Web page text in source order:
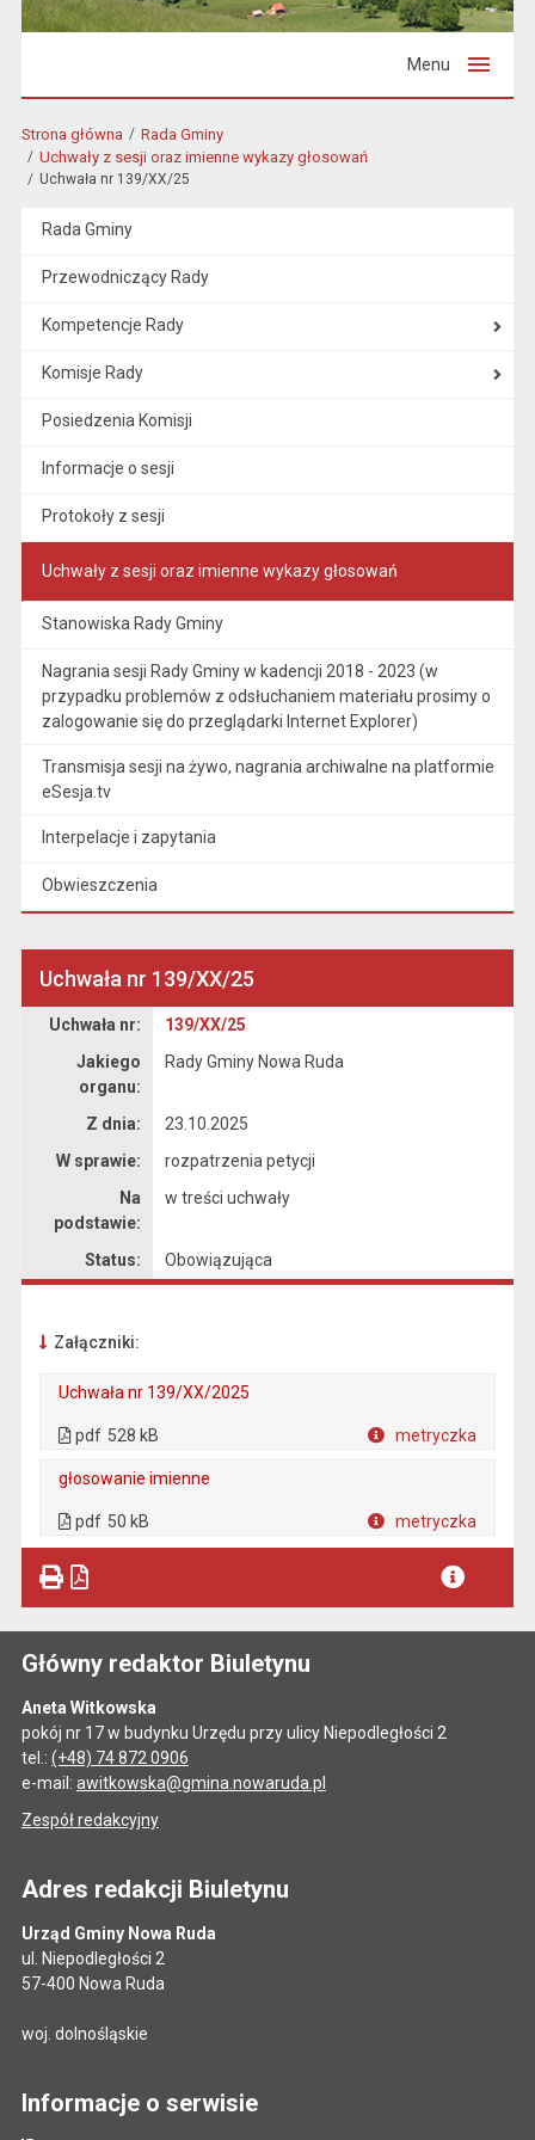
Menu
Strona główna
Rada Gminy
Uchwały z sesji oraz imienne wykazy głosowań
Uchwała nr 139/XX/25
Rada Gminy
Przewodniczący Rady
Kompetencje Rady
Komisje Rady
Posiedzenia Komisji
Informacje o sesji
Protokoły z sesji
Uchwały z sesji oraz imienne wykazy głosowań
Stanowiska Rady Gminy
Nagrania sesji Rady Gminy w kadencji 2018 - 2023 (w
przypadku problemów z odsłuchaniem materiału prosimy o
zalogowanie się do przeglądarki Internet Explorer)
Transmisja sesji na żywo, nagrania archiwalne na platformie
eSesja.tv
Interpelacje i zapytania
Obwieszczenia
Uchwała nr 139/XX/25
Uchwała nr:
139/XX/25
Jakiego
organu:
Rady Gminy Nowa Ruda
Z dnia:
23.10.2025
W sprawie:
rozpatrzenia petycji
Na
podstawie:
w treści uchwały
Status: Obowiązująca
Załączniki:
Uchwała nr 139/XX/2025
pdf 528 kB metryczka
głosowanie imienne
pdf 50 kB metryczka
Główny redaktor Biuletynu
Aneta Witkowska
pokój nr 17 w budynku Urzędu przy ulicy Niepodległości 2
tel.: (+48) 74 872 0906
e-mail: awitkowska@gmina.nowaruda.pl
Zespół redakcyjny
Adres redakcji Biuletynu
Urząd Gminy Nowa Ruda
ul. Niepodległości 2
57-400 Nowa Ruda
woj. dolnośląskie
Informacje o serwisie